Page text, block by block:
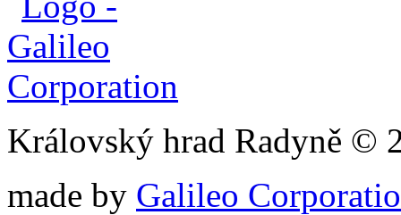
Královský hrad Radyně ©
made by Galileo